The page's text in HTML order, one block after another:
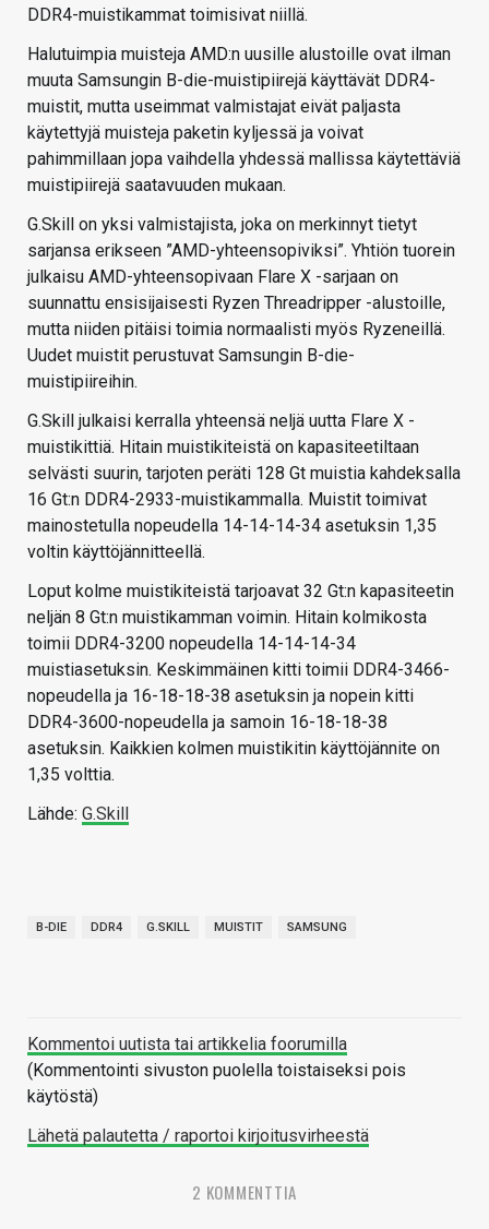
DDR4-muistikammat toimisivat niillä.
Halutuimpia muisteja AMD:n uusille alustoille ovat ilman
muuta Samsungin B-die-muistipiirejä käyttävät DDR4-
muistit, mutta useimmat valmistajat eivät paljasta
käytettyjä muisteja paketin kyljessä ja voivat
pahimmillaan jopa vaihdella yhdessä mallissa käytettäviä
muistipiirejä saatavuuden mukaan.
G.Skill on yksi valmistajista, joka on merkinnyt tietyt
sarjansa erikseen ”AMD-yhteensopiviksi”. Yhtiön tuorein
julkaisu AMD-yhteensopivaan Flare X -sarjaan on
suunnattu ensisijaisesti Ryzen Threadripper -alustoille,
mutta niiden pitäisi toimia normaalisti myös Ryzeneillä.
Uudet muistit perustuvat Samsungin B-die-
muistipiireihin.
G.Skill julkaisi kerralla yhteensä neljä uutta Flare X -
muistikittiä. Hitain muistikiteistä on kapasiteetiltaan
selvästi suurin, tarjoten peräti 128 Gt muistia kahdeksalla
16 Gt:n DDR4-2933-muistikammalla. Muistit toimivat
mainostetulla nopeudella 14-14-14-34 asetuksin 1,35
voltin käyttöjännitteellä.
Loput kolme muistikiteistä tarjoavat 32 Gt:n kapasiteetin
neljän 8 Gt:n muistikamman voimin. Hitain kolmikosta
toimii DDR4-3200 nopeudella 14-14-14-34
muistiasetuksin. Keskimmäinen kitti toimii DDR4-3466-
nopeudella ja 16-18-18-38 asetuksin ja nopein kitti
DDR4-3600-nopeudella ja samoin 16-18-18-38
asetuksin. Kaikkien kolmen muistikitin käyttöjännite on
1,35 volttia.
Lähde: G.Skill
B-DIE DDR4 G.SKILL MUISTIT SAMSUNG
Kommentoi uutista tai artikkelia foorumilla
(Kommentointi sivuston puolella toistaiseksi pois
käytöstä)
Lähetä palautetta / raportoi kirjoitusvirheestä
2 KOMMENTTIA